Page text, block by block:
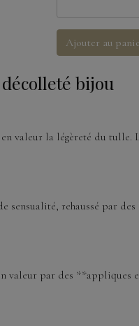
Ajouter au
bijou
valeur la légèreté du
rehaussé par
valeur par des